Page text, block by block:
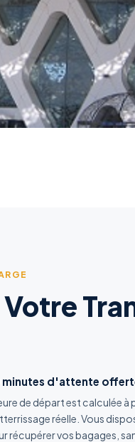
minutes d'attente
de départ est calculée à
réelle. Vous
récupérer vos bagages,